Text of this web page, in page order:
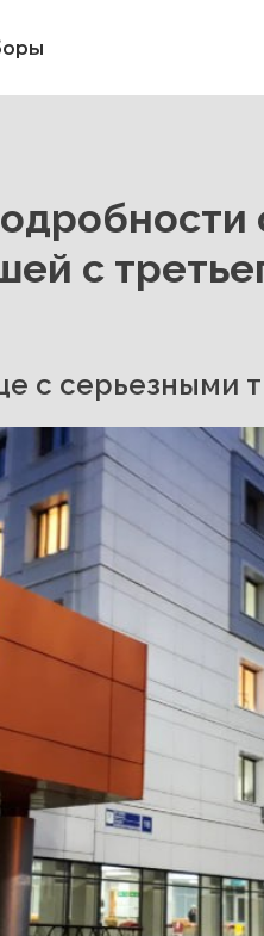
с
с серьезными